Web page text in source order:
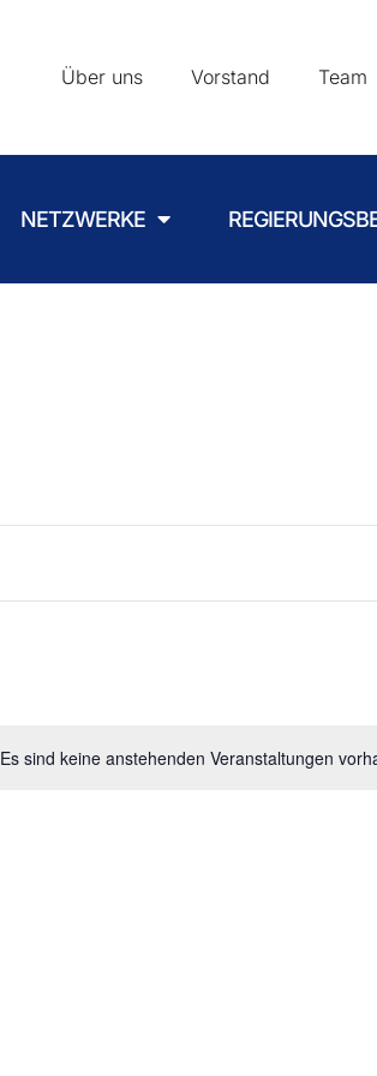
Über uns Vorstand Team
NETZWERKE
Es sind keine anstehenden Veranstaltungen